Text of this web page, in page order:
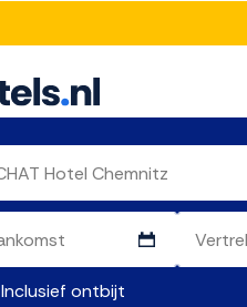
Inclusief ontbijt